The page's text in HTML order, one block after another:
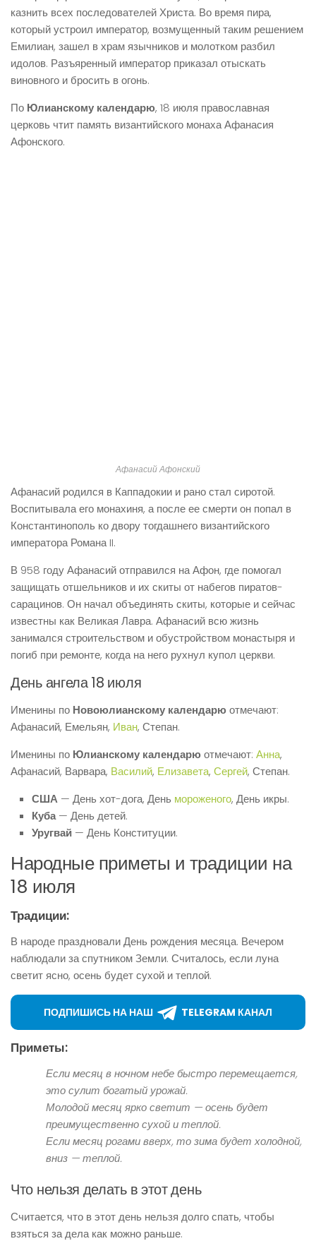
казнить всех последователей Христа. Во время пира,
который устроил император, возмущенный таким решением
Емилиан, зашел в храм язычников и молотком разбил
идолов. Разъяренный император приказал отыскать
виновного и бросить в огонь.
По Юлианскому календарю, 18 июля православная
церковь чтит память византийского монаха Афанасия
Афонского.
Афанасий Афонский
Афанасий родился в Каппадокии и рано стал сиротой.
Воспитывала его монахиня, а после ее смерти он попал в
Константинополь ко двору тогдашнего византийского
императора Романа II.
В 958 году Афанасий отправился на Афон, где помогал
защищать отшельников и их скиты от набегов пиратов-
сарацинов. Он начал объединять скиты, которые и сейчас
известны как Великая Лавра. Афанасий всю жизнь
занимался строительством и обустройством монастыря и
погиб при ремонте, когда на него рухнул купол церкви.
День ангела 18 июля
Именины по Новоюлианскому календарюотмечают:
Афанасий, Емельян, Иван, Степан.
Именины по Юлианскому календарюотмечают: Анна,
Афанасий, Варвара, Василий, Елизавета, Сергей, Степан.
США — День хот-дога, День мороженого, День икры.
Куба— День детей.
Уругвай — День Конституции.
Народные приметы и традиции на
18 июля
Традиции:
В народе праздновали День рождения месяца. Вечером
наблюдали за спутником Земли. Считалось, если луна
светит ясно, осень будет сухой и теплой.
ПОДПИШИСЬ НА НАШ TELEGRAM КАНАЛ
Приметы:
Если месяц в ночном небе быстро перемещается,
это сулит богатый урожай.
Молодой месяц ярко светит — осень будет
преимущественно сухой и теплой.
Если месяц рогами вверх, то зима будет холодной,
вниз — теплой.
Что нельзя делать в этот день
Считается, что в этот день нельзя долго спать, чтобы
взяться за дела как можно раньше.